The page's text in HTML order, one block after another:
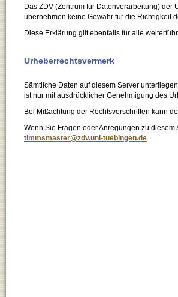
Das ZDV (Zentrum für Datenverarbeitung)
übernehmen keine Gewähr für die Richtigkeit
Diese Erklärung gilt ebenfalls für alle
Urheberrechtsvermerk
Sämtliche Daten auf diesem Server
ist nur mit ausdrücklicher Genehmigung des
Bei Mißachtung der Rechtsvorschriften kann
Wenn Sie Fragen oder Anregungen zu
timmsmaster@zdv.uni-tuebingen.de